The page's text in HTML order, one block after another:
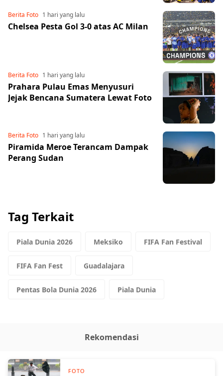
Berita Foto 1 hari yang lalu
Chelsea Pesta Gol 3-0 atas AC Milan
Berita Foto 1 hari yang lalu
Prahara Pulau Emas Menyusuri
Jejak Bencana Sumatera Lewat Foto
Berita Foto 1 hari yang lalu
Piramida Meroe Terancam Dampak
Perang Sudan
Tag Terkait
Piala Dunia 2026 Meksiko FIFA Fan Festival
FIFA Fan Fest Guadalajara
Pentas Bola Dunia 2026 Piala Dunia
Rekomendasi
FOTO
Share to others
Mail